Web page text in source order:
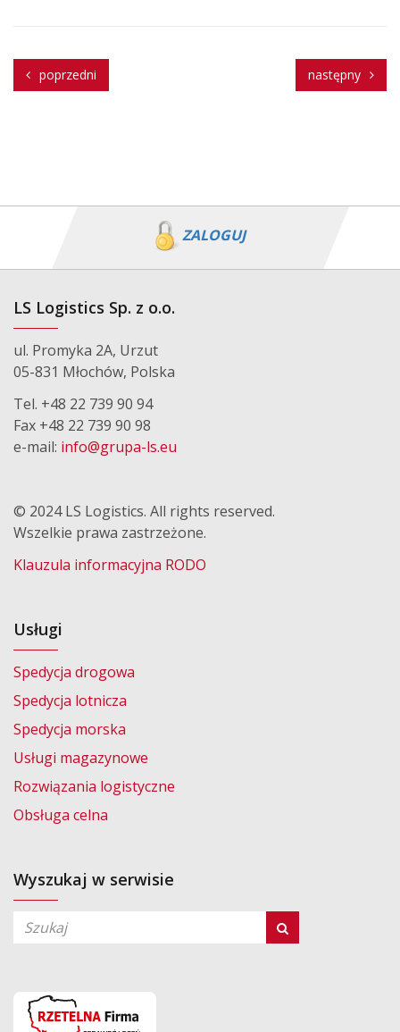
poprzedni następny
ZALOGUJ
LS Logistics Sp. z o.o.
ul. Promyka 2A, Urzut
05-831 Młochów, Polska
Tel. +48 22 739 90 94
Fax +48 22 739 90 98
e-mail: info@grupa-ls.eu
© 2024 LS Logistics. All rights reserved.
Wszelkie prawa zastrzeżone.
Klauzula informacyjna RODO
Usługi
Spedycja drogowa
Spedycja lotnicza
Spedycja morska
Usługi magazynowe
Rozwiązania logistyczne
Obsługa celna
Wyszukaj w serwisie